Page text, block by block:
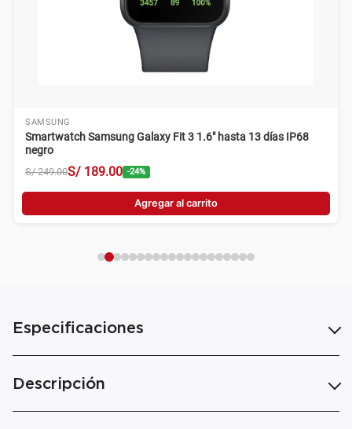
SAMSUNG
Smartwatch Samsung Galaxy Fit 3 1.6" hasta 13 días IP68
negro
S/ 249.00S/ 189.00 -24%
Agregar al carrito
Especificaciones
Descripción